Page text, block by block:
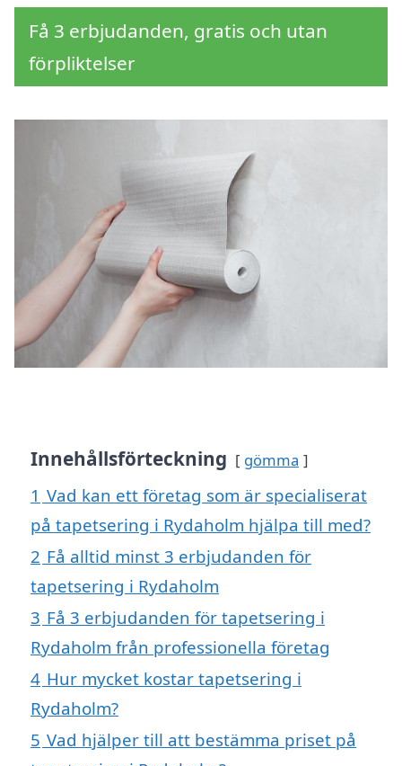
Få 3 erbjudanden, gratis och utan
förpliktelser
Innehållsförteckning gömma
1 Vad kan ett företag som är specialiserat
på tapetsering i Rydaholm hjälpa till med?
2 Få alltid minst 3 erbjudanden för
tapetsering i Rydaholm
3 Få 3 erbjudanden för tapetsering i
Rydaholm från professionella företag
4 Hur mycket kostar tapetsering i
Rydaholm?
5 Vad hjälper till att bestämma priset på